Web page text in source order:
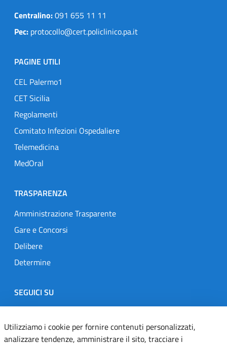
Centralino:091 655 11 11
Pec: protocollo@cert.policlinico.pa.it
PAGINE UTILI
CEL Palermo1
CET Sicilia
Regolamenti
Comitato Infezioni Ospedaliere
Telemedicina
MedOral
TRASPARENZA
Amministrazione Trasparente
Gare e Concorsi
Delibere
Determine
SEGUICI SU
Designers Italia
TwitterInstagramYoutubeLinkedin
Utilizziamo i cookie per fornire contenuti personalizzati,
analizzare tendenze, amministrare il sito, tracciare i